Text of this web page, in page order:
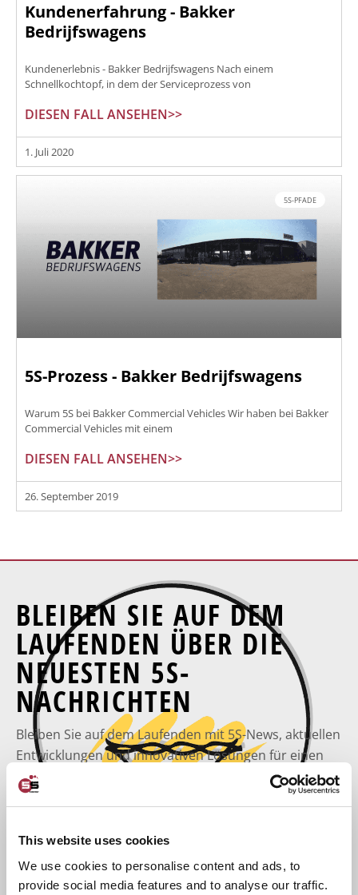
This website uses cookies
We use cookies to personalise content and ads, to
provide social media features and to analyse our traffic.
Kundenerfahrung - Bakker
Bedrijfswagens
Kundenerlebnis - Bakker Bedrijfswagens Nach einem
Schnellkochtopf, in dem der Serviceprozess von
DIESEN FALL ANSEHEN>>
1. Juli 2020
5S-PFADE
5S-Prozess - Bakker Bedrijfswagens
Warum 5S bei Bakker Commercial Vehicles Wir haben bei Bakker
Commercial Vehicles mit einem
DIESEN FALL ANSEHEN>>
26. September 2019
BLEIBEN SIE AUF DEM
LAUFENDEN ÜBER DIE
NEUESTEN 5S-
NACHRICHTEN
Bleiben Sie auf dem Laufenden mit 5S-News, aktuellen
Entwicklungen und innovativen Lösungen für einen
effizienten, sicheren Arbeitsplatz und eine optimale
Arbeitsplatzorganisation? Abonnieren Sie jetzt